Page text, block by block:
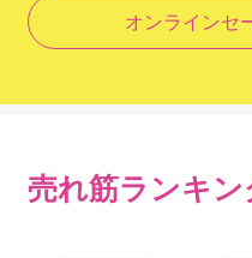
オンラインセ
売れ筋ランキン